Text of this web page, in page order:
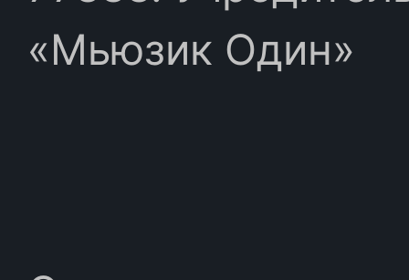
«Мьюзик Один»